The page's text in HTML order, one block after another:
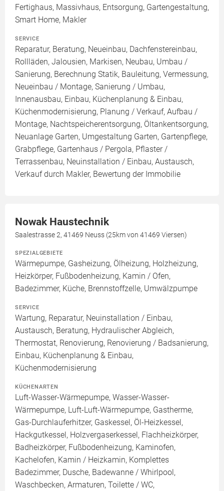
Fertighaus, Massivhaus, Entsorgung, Gartengestaltung,
Smart Home, Makler
SERVICE
Reparatur, Beratung, Neueinbau, Dachfenstereinbau,
Rollläden, Jalousien, Markisen, Neubau, Umbau /
Sanierung, Berechnung Statik, Bauleitung, Vermessung,
Neueinbau / Montage, Sanierung / Umbau,
Innenausbau, Einbau, Küchenplanung & Einbau,
Küchenmodernisierung, Planung / Verkauf, Aufbau /
Montage, Nachtspeicherentsorgung, Öltankentsorgung,
Neuanlage Garten, Umgestaltung Garten, Gartenpflege,
Grabpflege, Gartenhaus / Pergola, Pflaster /
Terrassenbau, Neuinstallation / Einbau, Austausch,
Verkauf durch Makler, Bewertung der Immobilie
Nowak Haustechnik
Saalestrasse 2, 41469 Neuss (25km von 41469 Viersen)
SPEZIALGEBIETE
Wärmepumpe, Gasheizung, Ölheizung, Holzheizung,
Heizkörper, Fußbodenheizung, Kamin / Ofen,
Badezimmer, Küche, Brennstoffzelle, Umwälzpumpe
SERVICE
Wartung, Reparatur, Neuinstallation / Einbau,
Austausch, Beratung, Hydraulischer Abgleich,
Thermostat, Renovierung, Renovierung / Badsanierung,
Einbau, Küchenplanung & Einbau,
Küchenmodernisierung
KÜCHENARTEN
Luft-Wasser-Wärmepumpe, Wasser-Wasser-
Wärmepumpe, Luft-Luft-Wärmepumpe, Gastherme,
Gas-Durchlauferhitzer, Gaskessel, Öl-Heizkessel,
Hackgutkessel, Holzvergaserkessel, Flachheizkörper,
Badheizkörper, Fußbodenheizung, Kaminofen,
Kachelofen, Kamin / Heizkamin, Komplettes
Badezimmer, Dusche, Badewanne / Whirlpool,
Waschbecken, Armaturen, Toilette / WC,